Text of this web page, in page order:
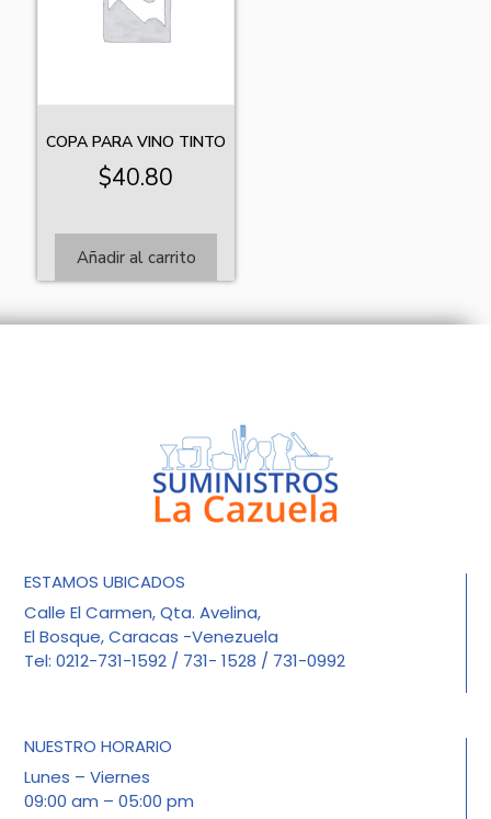
COPA PARA VINO TINTO
$40.80
Añadir al carrito
ESTAMOS UBICADOS
Calle El Carmen, Qta. Avelina,
El Bosque, Caracas -Venezuela
Tel: 0212-731-1592 / 731- 1528 / 731-0992
NUESTRO HORARIO
Lunes – Viernes
09:00 am – 05:00 pm